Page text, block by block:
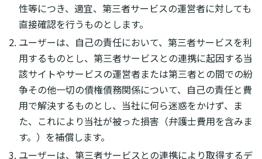
性等につき、適宜、第三者サービスの運営者に対しても
直接確認を行うものとします。
ユーザーは、自己の責任において、第三者サービスを利
用するものとし、第三者サービスとの連携に起因する当
該サイトやサービスの運営者または第三者との間での紛
争その他一切の債権債務関係について、自己の責任と費
用で解決するものとし、当社に何ら迷惑をかけず、ま
た、これにより当社が被った損害（弁護士費用を含みま
す。）を補償します。
ユーザーは、第三者サービスとの連携により取得するデ